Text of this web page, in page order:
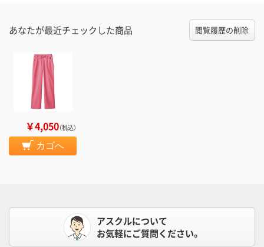
あなたが最近チェックした商品 閲覧履歴の削除
￥4,050（税込）
カゴへ
アスクルについて
お気軽にご質問ください。